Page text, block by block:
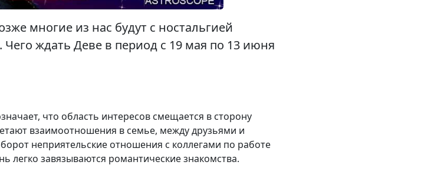
многие из нас будут с ностальгией
ждать Деве в период с 19 мая по 13 июня
что область интересов смещается в сторону
взаимоотношения в семье, между друзьями и
неприятельские отношения с коллегами по работе
легко завязываются романтические знакомства.